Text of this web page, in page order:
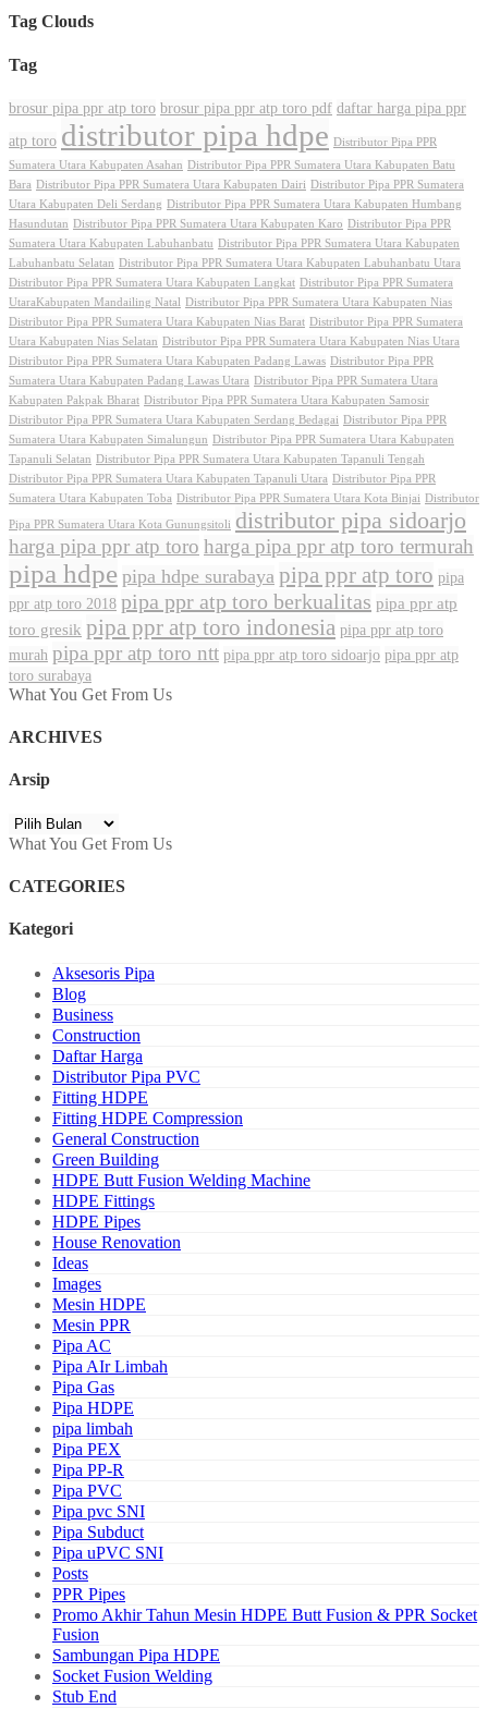
Tag Clouds
Tag
brosur pipa ppr atp toro brosur pipa ppr atp toro pdf daftar harga pipa ppr
atp toro distributor pipa hdpe
Distributor Pipa PPR
Sumatera Utara Kabupaten Asahan
Distributor Pipa PPR Sumatera Utara Kabupaten Batu
Bara
Distributor Pipa PPR Sumatera Utara Kabupaten Dairi
Distributor Pipa PPR Sumatera
Utara Kabupaten Deli Serdang
Distributor Pipa PPR Sumatera Utara Kabupaten Humbang
Hasundutan
Distributor Pipa PPR Sumatera Utara Kabupaten Karo
Distributor Pipa PPR
Sumatera Utara Kabupaten Labuhanbatu
Distributor Pipa PPR Sumatera Utara Kabupaten
Labuhanbatu Selatan
Distributor Pipa PPR Sumatera Utara Kabupaten Labuhanbatu Utara
Distributor Pipa PPR Sumatera Utara Kabupaten Langkat Distributor Pipa PPR Sumatera
UtaraKabupaten Mandailing Natal
Distributor Pipa PPR Sumatera Utara Kabupaten Nias
Distributor Pipa PPR Sumatera Utara Kabupaten Nias Barat Distributor Pipa PPR Sumatera
Utara Kabupaten Nias Selatan
Distributor Pipa PPR Sumatera Utara Kabupaten Nias Utara
Distributor Pipa PPR Sumatera Utara Kabupaten Padang Lawas Distributor Pipa PPR
Sumatera Utara Kabupaten Padang Lawas Utara
Distributor Pipa PPR Sumatera Utara
Kabupaten Pakpak Bharat Distributor Pipa PPR Sumatera Utara Kabupaten Samosir
Distributor Pipa PPR Sumatera Utara Kabupaten Serdang Bedagai
Distributor Pipa PPR
Sumatera Utara Kabupaten Simalungun
Distributor Pipa PPR Sumatera Utara Kabupaten
Tapanuli Selatan
Distributor Pipa PPR Sumatera Utara Kabupaten Tapanuli Tengah
Distributor Pipa PPR Sumatera Utara Kabupaten Tapanuli Utara
Distributor Pipa PPR
Sumatera Utara Kabupaten Toba
Distributor Pipa PPR Sumatera Utara Kota Binjai Distributor
Pipa PPR Sumatera Utara Kota Gunungsitoli distributor pipa sidoarjo
harga pipa ppr atp toro harga pipa ppr atp toro termurah
pipa hdpe pipa hdpe surabaya pipa ppr atp toro pipa
ppr atp toro 2018 pipa ppr atp toro berkualitas pipa ppr atp
toro gresik pipa ppr atp toro indonesia pipa ppr atp toro
murah pipa ppr atp toro ntt pipa ppr atp toro sidoarjo pipa ppr atp
toro surabaya
What You Get From Us
ARCHIVES
Arsip
Arsip
What You Get From Us
CATEGORIES
Kategori
Aksesoris Pipa
Blog
Business
Construction
Daftar Harga
Distributor Pipa PVC
Fitting HDPE
Fitting HDPE Compression
General Construction
Green Building
HDPE Butt Fusion Welding Machine
HDPE Fittings
HDPE Pipes
House Renovation
Ideas
Images
Mesin HDPE
Mesin PPR
Pipa AC
Pipa AIr Limbah
Pipa Gas
Pipa HDPE
pipa limbah
Pipa PEX
Pipa PP-R
Pipa PVC
Pipa pvc SNI
Pipa Subduct
Pipa uPVC SNI
Posts
PPR Pipes
Promo Akhir Tahun Mesin HDPE Butt Fusion & PPR Socket
Fusion
Sambungan Pipa HDPE
Socket Fusion Welding
Stub End